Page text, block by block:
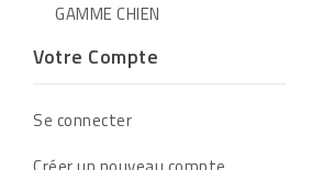
GAMME CHIEN
Votre Compte
Se connecter